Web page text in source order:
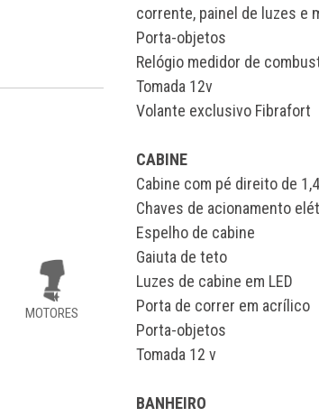
MOTORES
corrente, painel de luzes e
Porta-objetos
Relógio medidor de
Tomada 12v
Volante exclusivo Fibrafort
CABINE
Cabine com pé direito de
Chaves de acionamento
Espelho de cabine
Gaiuta de teto
Luzes de cabine em LED
Porta de correr em acrílico
Porta-objetos
Tomada 12 v
BANHEIRO